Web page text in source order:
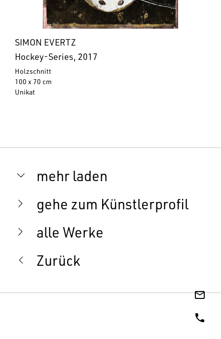
SIMON EVERTZ
Hockey-Series, 2017
Holzschnitt
100 x 70 cm
Unikat
mehr laden
gehe zum Künstlerprofil
alle Werke
Zurück